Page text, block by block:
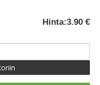
Hinta:3.90 €